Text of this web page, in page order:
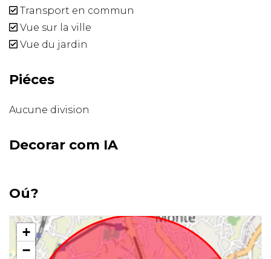
Transport en commun
Vue sur la ville
Vue du jardin
Piéces
Aucune division
Decorar com IA
Oú?
+
−